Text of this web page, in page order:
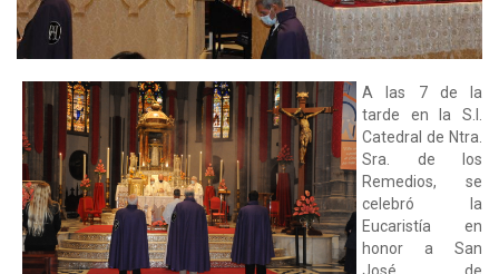
A las 7 de la
tarde en la S.I.
Catedral de Ntra.
Sra. de los
Remedios, se
celebró la
Eucaristía en
honor a San
José de